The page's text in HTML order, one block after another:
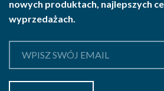
nowych produktach, najlepszych
wyprzedażach.